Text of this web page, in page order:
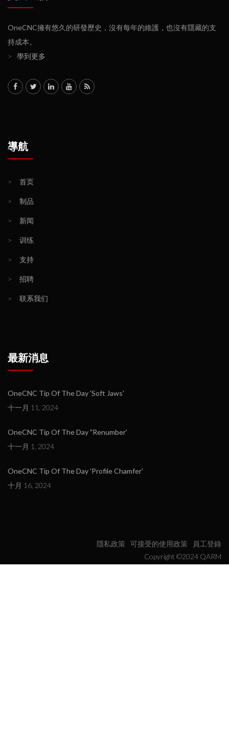
OneCNC擁有悠久的研發歷史，沒有每年的維護，也沒有隱藏的支
持成本。
>
學到更多
導航
> 首页
> 制品
> 新闻
> 训练
> 支持
> 招聘
> 联系我们
最新消息
OneCNC Tip Of The Day 'Soft Jaws'
十一月 11, 2024
OneCNC Tip Of The Day "Renumber'
十一月 1, 2024
OneCNC Tip Of The Day 'Profile Chamfer'
十月 16, 2024
隱私政策 可接受的使用政策
員工登錄
Copyright ©2024 QARM